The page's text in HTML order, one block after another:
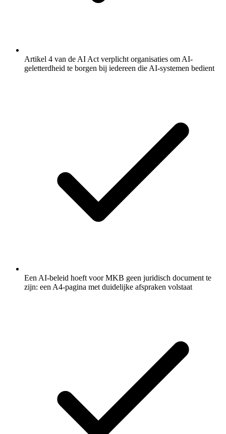
Artikel 4 van de AI Act verplicht organisaties om AI-
geletterdheid te borgen bij iedereen die AI-systemen bedient
Een AI-beleid hoeft voor MKB geen juridisch document te
zijn: een A4-pagina met duidelijke afspraken volstaat